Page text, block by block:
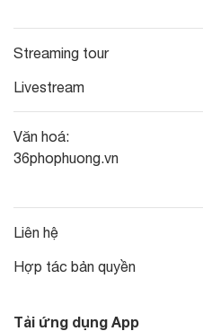
Streaming tour
Livestream
Văn hoá:
36phophuong.vn
Liên hệ
Hợp tác bản quyền
Tải ứng dụng App